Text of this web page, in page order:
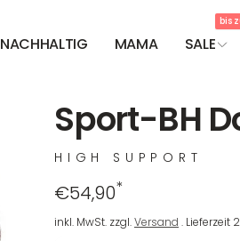
NACHHALTIG MAMA SALE
bis
Sport-BH
HIGH SUPPORT
Regulärer
Preis
€54,90*
inkl. MwSt. zzgl.Versand . Lieferzeit